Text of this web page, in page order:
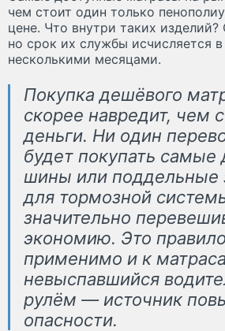
чем стоит один только
цене. Что внутри таких изделий?
но срок их службы исчисляется
несколькими месяцами.
Покупка дешёвого
скорее навредит, чем
деньги. Ни один
будет покупать
шины или поддельные
для тормозной
значительно
экономию. Это правило
применимо и к
невыспавшийся
рулём — источник
опасности.